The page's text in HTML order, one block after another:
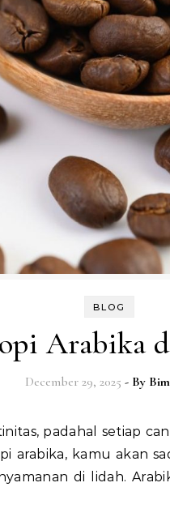
BLOG
Arabika
December 29, 2025 - By
arabika, kamu akan
di lidah.